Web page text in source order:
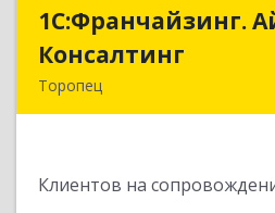
1С:Франчайзинг.
Консалтинг
Торопец
Клиентов на